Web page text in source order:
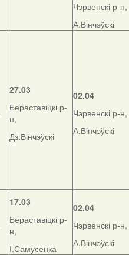
Чэрвенскі р-н,
А.Вінчэўскі
27.03
Бераставіцкі р-
н,
Дз.Вінчэўскі
02.04
Чэрвенскі р-н,
А.Вінчэўскі
17.03
Бераставіцкі р-
н,
І.Самусенка
02.04
Чэрвенскі р-н,
А.Вінчэўскі